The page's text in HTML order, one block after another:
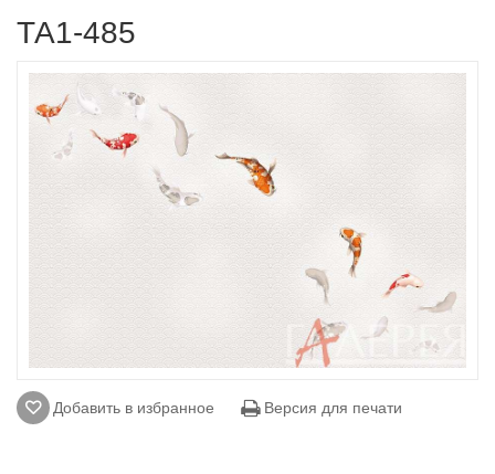
ТА1-485
Добавить в избранное Версия для печати